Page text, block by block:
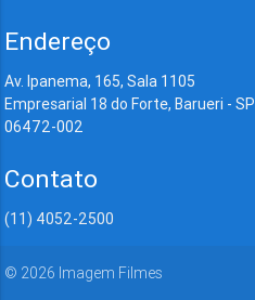
Endereço
Av. Ipanema, 165, Sala 1105
Empresarial 18 do Forte, Barueri - SP
06472-002
Contato
(11) 4052-2500
© 2026 Imagem Filmes